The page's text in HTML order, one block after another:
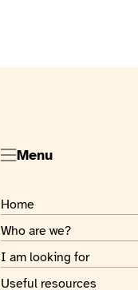
Menu
Visiter la page
Home
Visiter la page
Who are we?
Visiter la page
I am looking for
Visiter la page
Useful resources